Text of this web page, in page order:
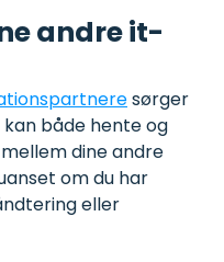
andre it-
sørger
både hente og
dine andre
om du har
eller